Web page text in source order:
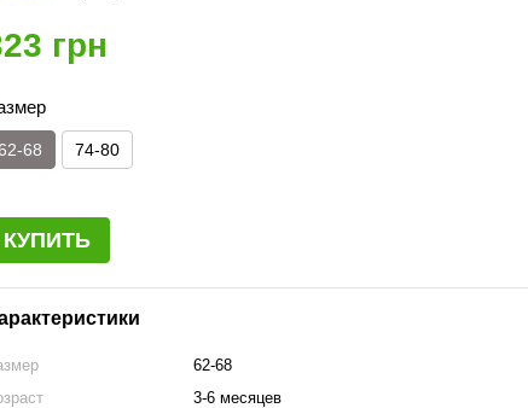
грн
68 74-80
КУПИТЬ
62-68
3-6 месяцев